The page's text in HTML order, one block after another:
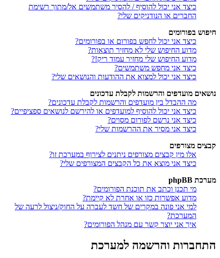
כיצד אני יכול להוסיף / להסיר משתמשים אל/מתוך רשימת
החברים או הנודניקים שלי?
חיפוש בפורומים
כיצד אני יכול לחפש בפורום או בפורומים?
מדוע החיפוש שלי לא מחזיר תוצאות?
מדוע החיפוש שלי מחזיר עמוד ריק!?
כיצד אני מחפש משתמשים?
כיצד אני יכול למצוא את ההודעות והנושאים שלי?
נושאים מועדפים והרשמות לקבלת עדכונים
מה ההבדל בין מועדפים והרשמות לקבלת עדכונים?
כיצד אני יכול להוסיף למועדפים או להירשם לנושאים ספציפיים?
כיצד אני נרשם לפורום מסוים?
כיצד אני מסיר את ההרשמות שלי?
קבצים מצורפים
אלו מין קבצים מצורפים ניתנים לצירוף במערכת זו?
כיצד אני מוצא את כל הקבצים המצורפים שלי?
מערכת phpBB
מי תכנן וכתב את תוכנת הפורומים?
מדוע אפשרות כזו או אחרת לא קיימת?
למי אני פונה במקרים של חשד לעברה על החוק/ניצול לרעה של
המערכת?
איך אני יוצר קשר עם מנהל הפורומים?
התחברות והרשמה למערכת